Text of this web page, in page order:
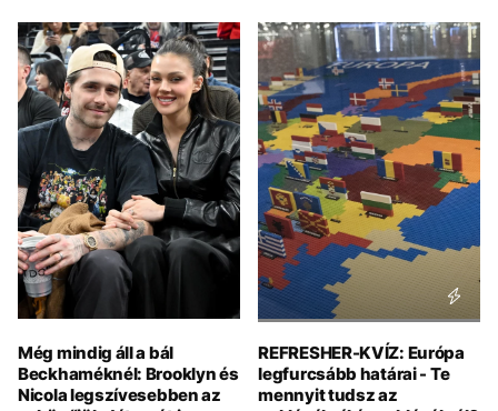
Még mindig áll a bál
Beckhaméknél: Brooklyn és
Nicola legszívesebben az
REFRESHER-KVÍZ: Európa
legfurcsább határai - Te
mennyit tudsz az